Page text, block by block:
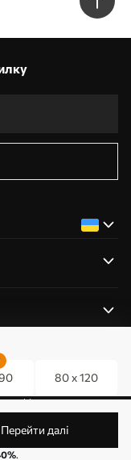
80 x 120
Перейти далі
.
cookie
Власник: